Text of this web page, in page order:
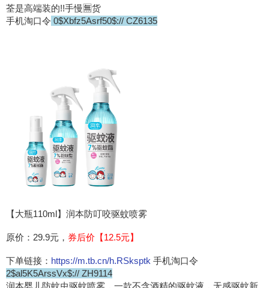
荃是高端装的!!手慢🈚货
手机淘口令 0$Xbfz5Asrf50$:// CZ6135
【大瓶110ml】润本防叮咬驱蚊喷雾
原价：29.9元， 券后价【12.5元】
下单链接： https://m.tb.cn/h.RSksptk 手机淘口令
2$al5K5ArssVx$:// ZH9114
润本婴儿防蚊虫驱蚊喷雾，一款不含酒精的驱蚊液，无感驱蚊新